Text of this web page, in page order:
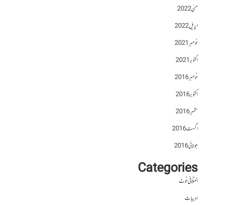
مئی 2022
اپریل 2022
نومبر 2021
اکتوبر 2021
نومبر 2016
اکتوبر 2016
ستمبر 2016
اگست 2016
جولائی 2016
Categories
اختلافی نوٹ
ادبیات